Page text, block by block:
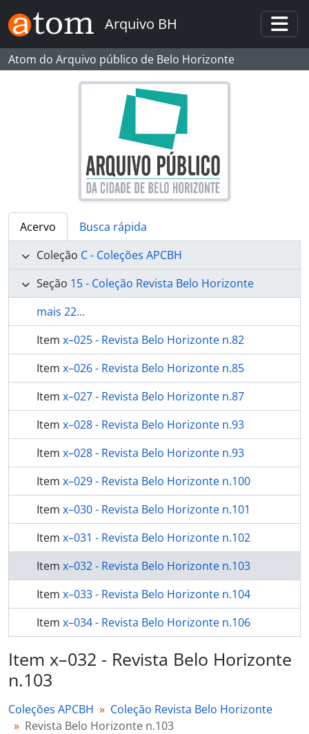
Skip to main content
Arquivo BH
Atom do Arquivo público de Belo Horizonte
Acervo
Busca rápida
Coleção C - Coleções APCBH
Seção 15 - Coleção Revista Belo Horizonte
mais 22...
Item x–025 - Revista Belo Horizonte n.82
Item x–026 - Revista Belo Horizonte n.85
Item x–027 - Revista Belo Horizonte n.87
Item x–028 - Revista Belo Horizonte n.93
Item x–028 - Revista Belo Horizonte n.93
Item x–029 - Revista Belo Horizonte n.100
Item x–030 - Revista Belo Horizonte n.101
Item x–031 - Revista Belo Horizonte n.102
Item x–032 - Revista Belo Horizonte n.103
Item x–033 - Revista Belo Horizonte n.104
Item x–034 - Revista Belo Horizonte n.106
x–035 - Revista Belo Horizonte n.107
Item
mais 14...
Item x–032 - Revista Belo Horizonte
n.103
Coleções APCBH
Coleção Revista Belo Horizonte
Revista Belo Horizonte n.103